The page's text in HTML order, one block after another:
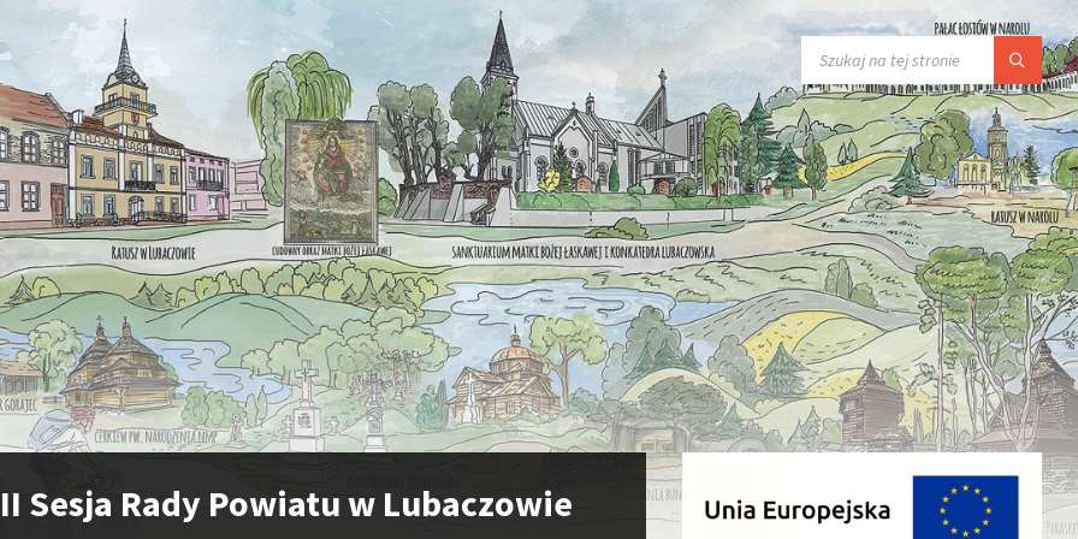
SEARCH:
Sesja Rady Powiatu w Lubaczowie